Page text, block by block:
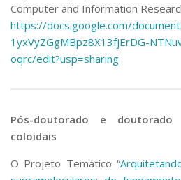
Computer and Information
https://docs.google.com/
1yxVyZGgMBpz8X13fjErDG-
oqrc/edit?usp=sharing
Pós-doutorado e
coloidais
O Projeto Temático “